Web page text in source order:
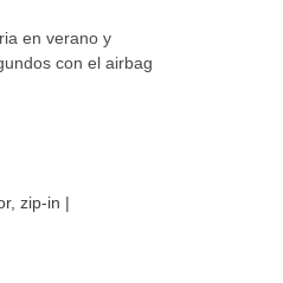
en verano y
con el airbag
zip-in |